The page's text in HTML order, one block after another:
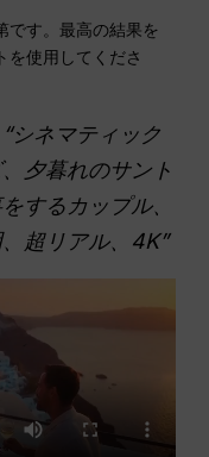
です。最高の結果を
を使用してくださ
“シネマティック
夕暮れのサント
するカップル、
超リアル、4K”